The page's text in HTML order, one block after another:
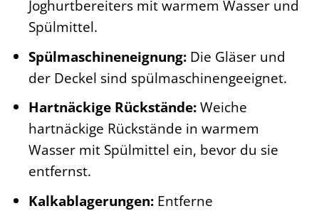
Joghurtbereiters mit warmem Wasser und
Spülmittel.
Spülmaschineneignung:Die Gläser und
der Deckel sind spülmaschinengeeignet.
Hartnäckige Rückstände:Weiche
hartnäckige Rückstände in warmem
Wasser mit Spülmittel ein, bevor du sie
entfernst.
Kalkablagerungen:Entferne